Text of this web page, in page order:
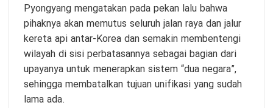
Pyongyang mengatakan pada pekan lalu bahwa
pihaknya akan memutus seluruh jalan raya dan jalur
kereta api antar-Korea dan semakin membentengi
wilayah di sisi perbatasannya sebagai bagian dari
upayanya untuk menerapkan sistem “dua negara”,
sehingga membatalkan tujuan unifikasi yang sudah
lama ada.